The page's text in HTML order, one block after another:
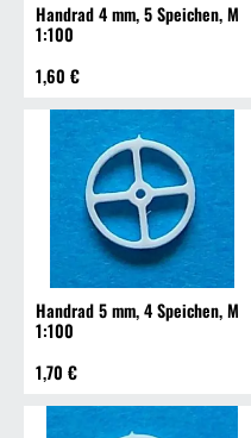
Handrad 4 mm, 5 Speichen, M
1:100
1,60 €
Handrad 5 mm, 4 Speichen, M
1:100
1,70 €